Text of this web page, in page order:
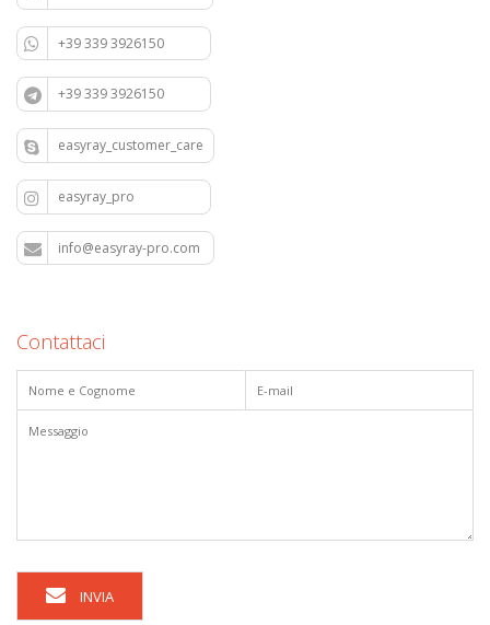
+39 339 3926150
+39 339 3926150
easyray_customer_care
easyray_pro
info@easyray-pro.com
Contattaci
INVIA